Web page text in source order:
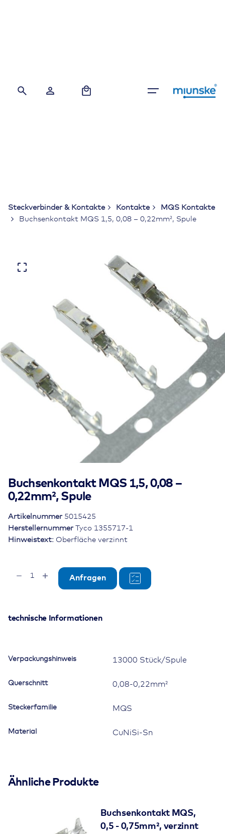
Steckverbinder & Kontakte Kontakte
MQS Kontakte
Buchsenkontakt MQS 1,5, 0,08 – 0,22mm², Spule
Buchsenkontakt MQS 1,5, 0,08 –
0,22mm², Spule
Hinweistext: Oberfläche verzinnt
Herstellernummer Tyco 1355717-1
Artikelnummer 5015425
Buchsenkontakt
-
Anfragen
technische Informationen
Verpackungshinweis 13000 Stück/Spule
Querschnitt 0,08-0,22mm²
Steckerfamilie MQS
Material CuNiSi-Sn
Ähnliche Produkte
Buchsenkontakt MQS,
0,5 - 0,75mm², verzinnt